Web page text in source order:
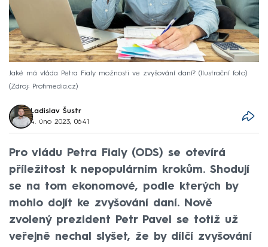
Jaké má vláda Petra Fialy možnosti ve zvyšování daní? (Ilustrační foto)
Zdroj: Profimedia.cz
Ladislav Šustr
4. úno 2023, 06:41
Pro vládu Petra Fialy (ODS) se otevírá
příležitost k nepopulárním krokům. Shodují
se na tom ekonomové, podle kterých by
mohlo dojít ke zvyšování daní. Nově
zvolený prezident Petr Pavel se totiž už
veřejně nechal slyšet, že by dílčí zvyšování